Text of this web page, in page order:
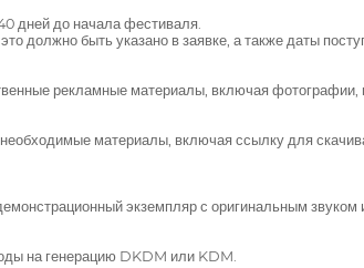
дней до начала фестиваля.
должно быть указано в заявке, а также даты
рекламные материалы, включая фотографии,
материалы, включая ссылку для
экземпляр с оригинальным звуком
на генерацию DKDM или KDM.